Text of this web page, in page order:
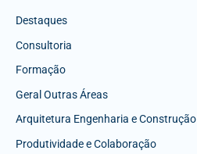
Destaques
Consultoria
Formação
Geral Outras Áreas
Arquitetura Engenharia e Construção
Produtividade e Colaboração